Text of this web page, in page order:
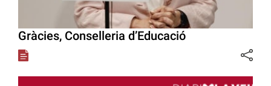
Gràcies, Conselleria d’Educació